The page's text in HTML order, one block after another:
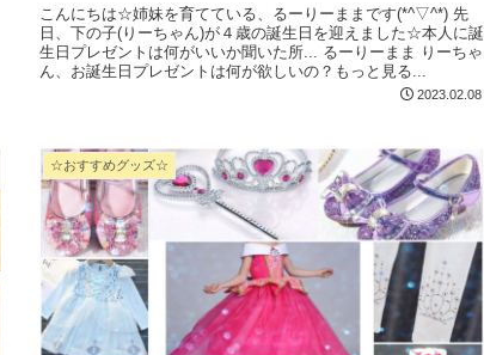
こんにちは☆姉妹を育てている、るーりーままです(*^▽^*) 先
日、下の子(りーちゃん)が４歳の誕生日を迎えました☆本人に誕
生日プレゼントは何がいいか聞いた所... るーりーまま りーちゃ
ん、お誕生日プレゼントは何が欲しいの？もっと見る...
2023.02.08
☆おすすめグッズ☆